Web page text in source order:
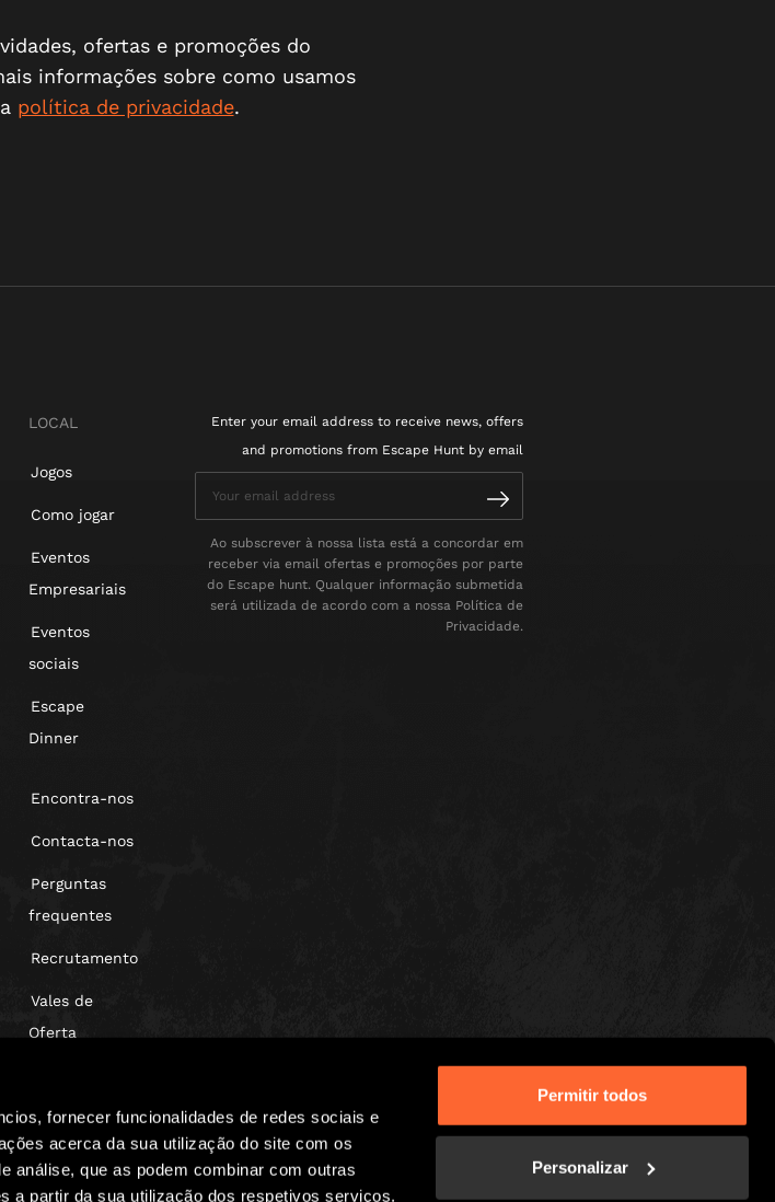
fornecer funcionalidades de redes sociais e
acerca da sua utilização do site com os
análise, que as podem combinar com outras
a partir da sua utilização dos respetivos serviços.
Permitir todos
Personalizar
, ofertas e promoções do
informações sobre como usamos
política de privacidade.
LOCAL
Jogos
Como jogar
Eventos
Empresariais
Eventos
sociais
Escape
Dinner
Encontra-nos
Contacta-nos
Perguntas
frequentes
Recrutamento
Vales de
Oferta
Enter your email address to receive news, offers
and promotions from Escape Hunt by email
Ao subscrever à nossa lista está a concordar em
receber via email ofertas e promoções por parte
do Escape hunt. Qualquer informação submetida
será utilizada de acordo com a nossa Política de
Privacidade.